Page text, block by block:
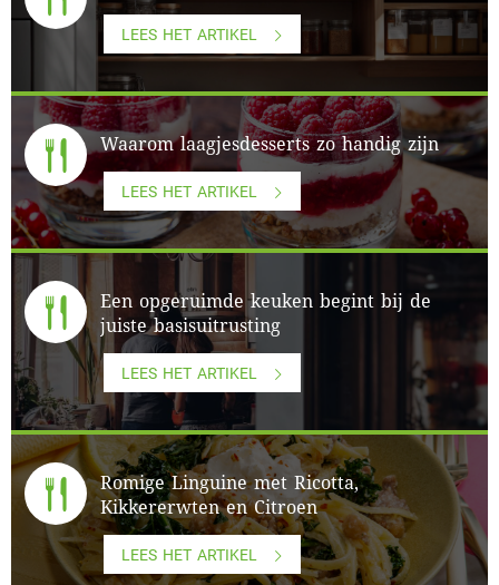
LEES HET ARTIKEL
Waarom laagjesdesserts zo handig zijn
LEES HET ARTIKEL
Een opgeruimde keuken begint bij de
juiste basisuitrusting
LEES HET ARTIKEL
Romige Linguine met Ricotta,
Kikkererwten en Citroen
LEES HET ARTIKEL